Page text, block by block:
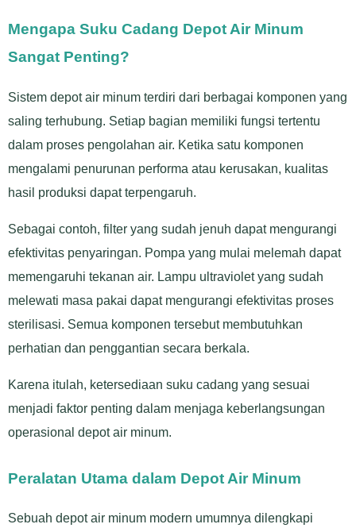
Mengapa Suku Cadang Depot Air Minum
Sangat Penting?
Sistem depot air minum terdiri dari berbagai komponen yang
saling terhubung. Setiap bagian memiliki fungsi tertentu
dalam proses pengolahan air. Ketika satu komponen
mengalami penurunan performa atau kerusakan, kualitas
hasil produksi dapat terpengaruh.
Sebagai contoh, filter yang sudah jenuh dapat mengurangi
efektivitas penyaringan. Pompa yang mulai melemah dapat
memengaruhi tekanan air. Lampu ultraviolet yang sudah
melewati masa pakai dapat mengurangi efektivitas proses
sterilisasi. Semua komponen tersebut membutuhkan
perhatian dan penggantian secara berkala.
Karena itulah, ketersediaan suku cadang yang sesuai
menjadi faktor penting dalam menjaga keberlangsungan
operasional depot air minum.
Peralatan Utama dalam Depot Air Minum
Sebuah depot air minum modern umumnya dilengkapi